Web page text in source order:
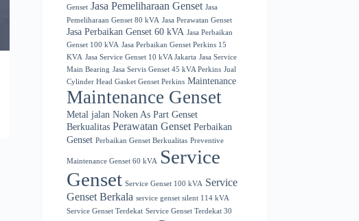
Genset Jasa Pemeliharaan Genset Jasa
Pemeliharaan Genset 80 kVA Jasa Perawatan Genset
Jasa Perbaikan Genset 60 kVA Jasa Perbaikan
Genset 100 kVA Jasa Perbaikan Genset Perkins 15
KVA Jasa Service Genset 10 kVA Jakarta Jasa Service
Main Bearing Jasa Servis Genset 45 kVA Perkins Jual
Cylinder Head Gasket Genset Perkins Maintenance
Maintenance Genset
Metal jalan Noken As Part Genset
Berkualitas Perawatan Genset Perbaikan
Genset Perbaikan Genset Berkualitas Preventive
Maintenance Genset 60 kVA
Service
Genset Service Genset 100 kVA Service
Genset Berkala service genset silent 114 kVA
Service Genset Terdekat Service Genset Terdekat 30